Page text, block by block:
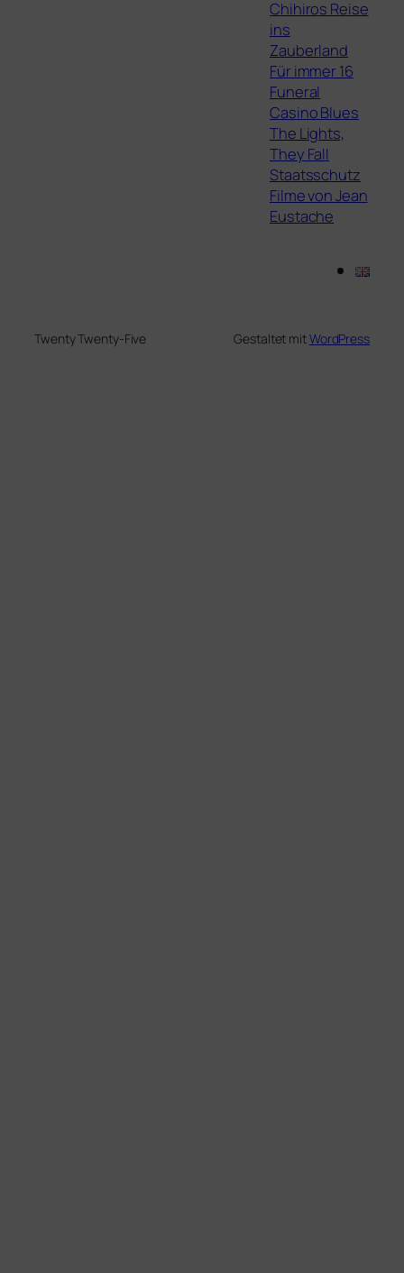
Chihiros Reise
ins
Zauberland
Für immer 16
Funeral
Casino Blues
The Lights,
They Fall
Staatsschutz
Filme von Jean
Eustache
Twenty Twenty-Five Gestaltet mitWordPress